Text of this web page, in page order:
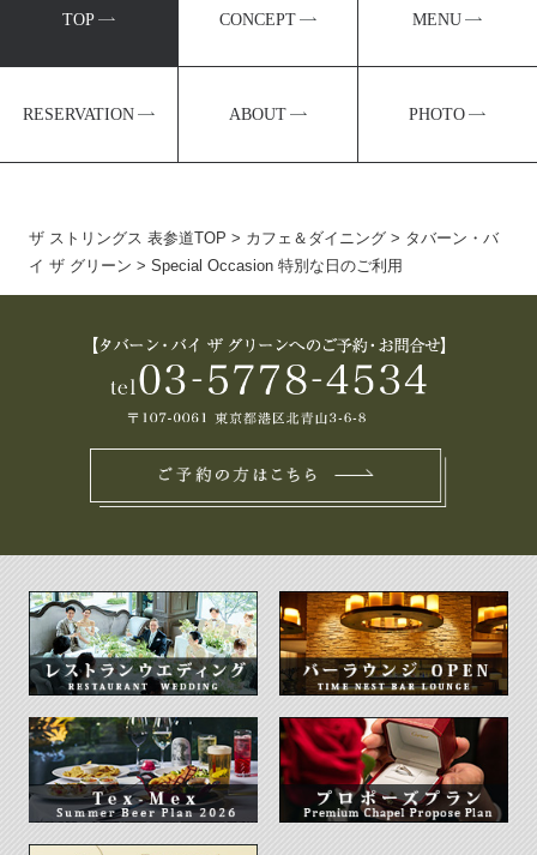
TOP CONCEPT MENU
RESERVATION ABOUT PHOTO
ザ ストリングス 表参道TOP > カフェ＆ダイニング> タバーン・バ
イ ザ グリーン > Special Occasion 特別な日のご利用